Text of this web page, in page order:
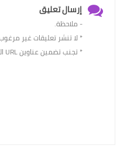
إرسال تعليق
- ملاحظة.
* لا تنشر تعليقات غير
* تجنب تضمين عناوين URL الخاصة بموقع الويب في تعليقاتك.